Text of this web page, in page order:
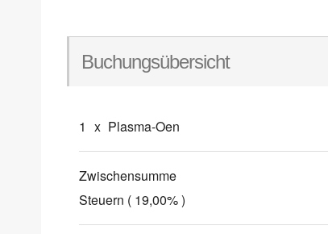
Buchungsübersicht
1 x Plasma-Oen
Zwischensumme
Steuern ( 19,00% )